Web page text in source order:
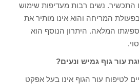
נשים רבות מעדיפות שימוש
המריחה והוא אינו מותיר את
המלאה. היתרון הנוסף הוא
עור גוף גמיש ונעים?
לטיפוח עור הגוף אינו בעל אפקט